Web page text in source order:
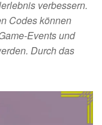
verbessern.
Codes können
Events und
Durch das